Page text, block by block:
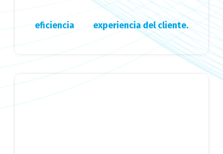
procesos operativos, mejorando la
eficiencia
experiencia del cliente.